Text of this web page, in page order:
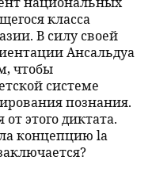
класса
В силу своей
Ансальдуа
чтобы
системе
познания.
этого диктата.
концепцию la